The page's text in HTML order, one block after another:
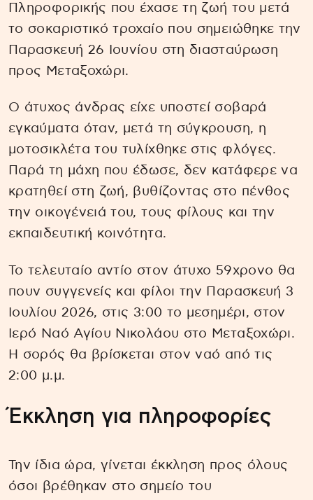
Πληροφορικής που έχασε τη ζωή του μετά
το σοκαριστικό τροχαίο που σημειώθηκε την
Παρασκευή 26 Ιουνίου στη διασταύρωση
προς Μεταξοχώρι.
Ο άτυχος άνδρας είχε υποστεί σοβαρά
εγκαύματα όταν, μετά τη σύγκρουση, η
μοτοσικλέτα του τυλίχθηκε στις φλόγες.
Παρά τη μάχη που έδωσε, δεν κατάφερε να
κρατηθεί στη ζωή, βυθίζοντας στο πένθος
την οικογένειά του, τους φίλους και την
εκπαιδευτική κοινότητα.
Το τελευταίο αντίο στον άτυχο 59χρονο θα
πουν συγγενείς και φίλοι την Παρασκευή 3
Ιουλίου 2026, στις 3:00 το μεσημέρι, στον
Ιερό Ναό Αγίου Νικολάου στο Μεταξοχώρι.
Η σορός θα βρίσκεται στον ναό από τις
2:00 μ.μ.
Έκκληση για πληροφορίες
Την ίδια ώρα, γίνεται έκκληση προς όλους
όσοι βρέθηκαν στο σημείο του